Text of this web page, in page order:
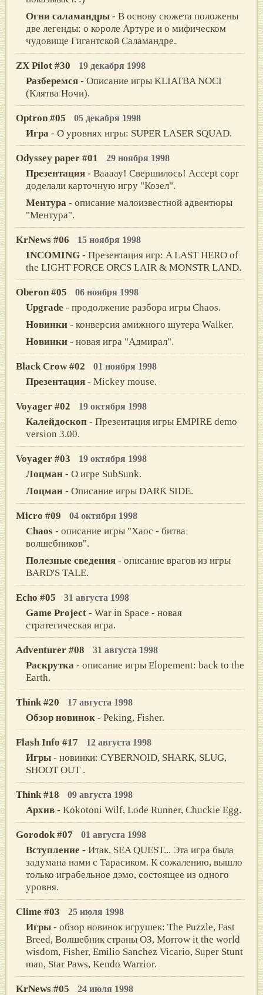
Огни саламандры - В основу сюжета положены
две легенды: о короле Артуре и о мифическом
чудовище Гигантской Саламандре.
ZX Pilot #30 19 декабря 1998
Разберемся - Описание игры KLIATBA NOCI
(Клятва Ночи).
Optron #05 05 декабря 1998
Игра - О уровнях игры: SUPER LASER SQUAD.
Odyssey paper #01 29 ноября 1998
Презентация - Ваааау! Свершилось! Accept copr
доделали карточную игру "Козел".
Ментура - описание малоизвестной адвентюры
"Ментура".
KrNews #06 15 ноября 1998
INCOMING - Презентация игр: A LAST HERO of
the LIGHT FORCE ORCS LAIR & MONSTR LAND.
Oberon #05 06 ноября 1998
Upgrade - продолжение разбора игры Chaos.
Новинки - конверсия амижного шутера Walker.
Новинки - новая игра "Адмирал".
Black Crow #02 01 ноября 1998
Презентация - Mickey mouse.
Voyager #02 19 октября 1998
Калейдоскоп - Презентация игры EMPIRE demo
version 3.00.
Voyager #03 19 октября 1998
Лоцман - О игре SubSunk.
Лоцман - Описание игры DARK SIDE.
Micro #09 04 октября 1998
Chaos - описание игры "Хаос - битва
волшебников".
Полезные сведения - описание врагов из игры
BARD'S TALE.
Echo #05 31 августа 1998
Game Project - War in Space - новая
стратегическая игра.
Adventurer #08 31 августа 1998
Раскрутка - описание игры Elopement: back to the
Earth.
Think #20 17 августа 1998
Обзор новинок - Peking, Fisher.
Flash Info #17 12 августа 1998
Игры - новинки: CYВERNОID, SНARК, SLUG,
SНООТ ОUТ .
Think #18 09 августа 1998
Архив - Kokotoni Wilf, Lode Runner, Chuckie Egg.
Gorodok #07 01 августа 1998
Вступление - Итак, SEA QUEST... Эта игра была
задумана нами с Тарасиком. К сожалению, вышло
только играбельное дэмо, состоящее из одного
уровня.
Clime #03 25 июля 1998
Игры - обзор новинок игрушек: The Puzzle, Fast
Breed, Волшебник страны ОЗ, Morrow it the world
wisdom, Fisher, Emilio Sanchez Vicario, Super Stunt
man, Star Paws, Kendo Warrior.
KrNews #05 24 июля 1998